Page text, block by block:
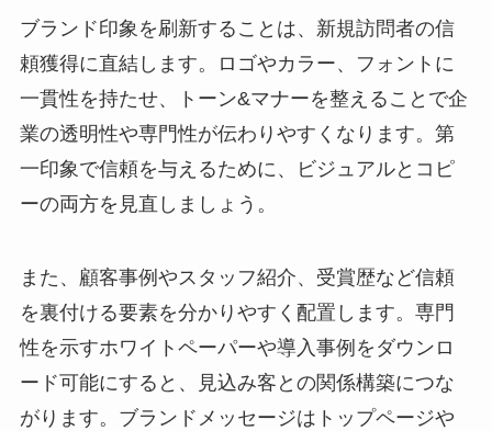
ブランド印象を刷新することは、新規訪問者の信
頼獲得に直結します。ロゴやカラー、フォントに
一貫性を持たせ、トーン&マナーを整えることで企
業の透明性や専門性が伝わりやすくなります。第
一印象で信頼を与えるために、ビジュアルとコピ
ーの両方を見直しましょう。
また、顧客事例やスタッフ紹介、受賞歴など信頼
を裏付ける要素を分かりやすく配置します。専門
性を示すホワイトペーパーや導入事例をダウンロ
ード可能にすると、見込み客との関係構築につな
がります。ブランドメッセージはトップページや